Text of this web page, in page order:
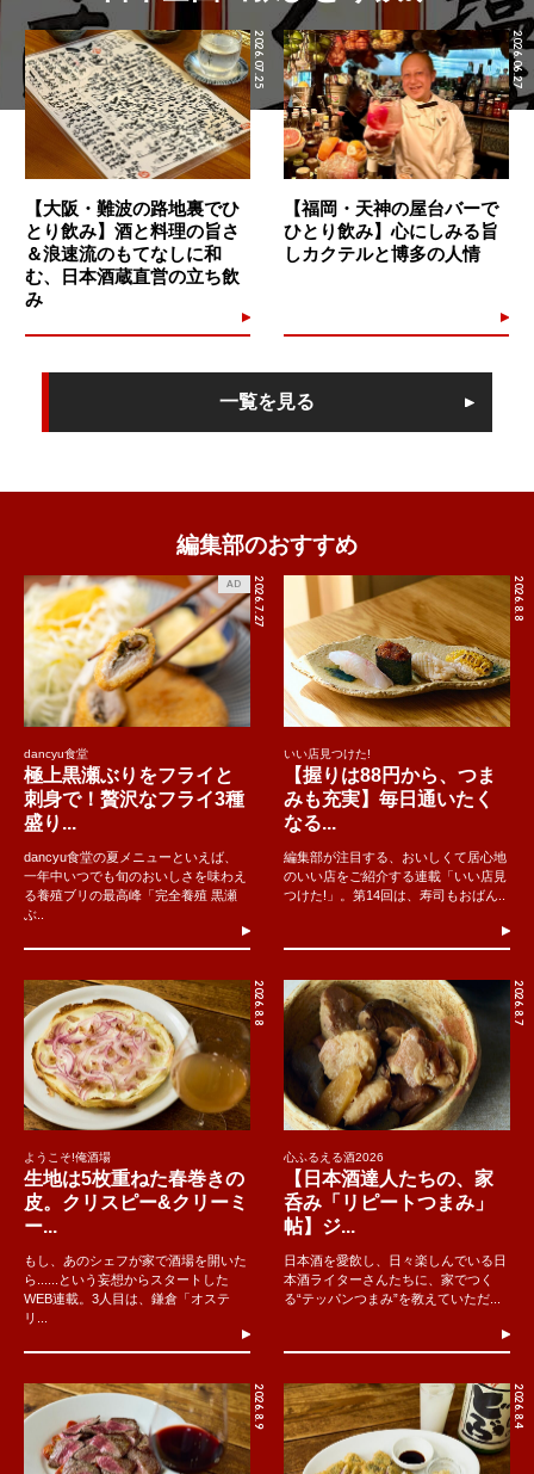
2026.07.25
【大阪・難波の路地裏でひ
とり飲み】酒と料理の旨さ
＆浪速流のもてなしに和
む、日本酒蔵直営の立ち飲
み
2026.06.27
【福岡・天神の屋台バーで
ひとり飲み】心にしみる旨
しカクテルと博多の人情
一覧を見る
編集部のおすすめ
2026.7.27
AD
dancyu食堂
極上黒瀬ぶりをフライと
刺身で！贅沢なフライ3種
盛り...
dancyu食堂の夏メニューといえば、
一年中いつでも旬のおいしさを味わえ
る養殖ブリの最高峰「完全養殖 黒瀬
ぶ..
2026.8.8
いい店見つけた!
【握りは88円から、つま
みも充実】毎日通いたく
なる...
編集部が注目する、おいしくて居心地
のいい店をご紹介する連載「いい店見
つけた!」。第14回は、寿司もおばん..
2026.8.8
ようこそ!俺酒場
生地は5枚重ねた春巻きの
皮。クリスピー&クリーミ
ー...
もし、あのシェフが家で酒場を開いた
ら......という妄想からスタートした
WEB連載。3人目は、鎌倉「オステ
リ...
2026.8.7
心ふるえる酒2026
【日本酒達人たちの、家
呑み「リピートつまみ」
帖】ジ...
日本酒を愛飲し、日々楽しんでいる日
本酒ライターさんたちに、家でつく
る“テッパンつまみ”を教えていただ...
2026.8.9 2026.8.4